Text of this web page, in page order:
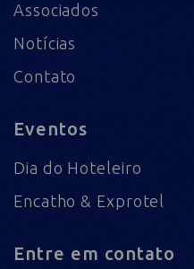
Associados
Notícias
Contato
Eventos
Dia do Hoteleiro
Encatho & Exprotel
Entre em contato